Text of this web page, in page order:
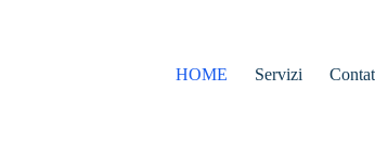
HOME Servizi